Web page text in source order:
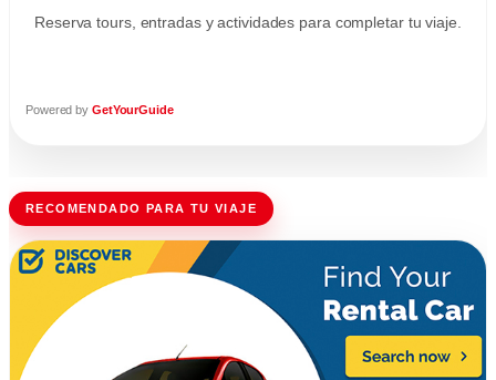
Reserva tours, entradas y actividades para completar tu viaje.
Powered by GetYourGuide
RECOMENDADO PARA TU VIAJE